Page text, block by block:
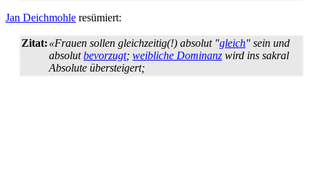
Jan Deichmohle resümiert:
Zitat: «Frauen sollen gleichzeitig(!) absolut "gleich" sein und
absolutbevorzugt; weibliche Dominanz wird ins sakral
Absolute übersteigert;